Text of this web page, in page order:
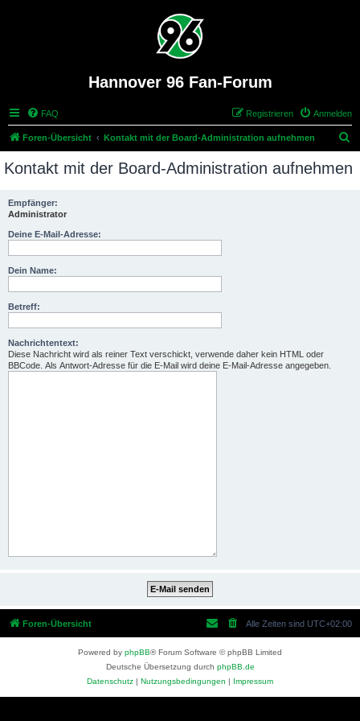
Hannover 96 Fan-Forum
FAQ Anmelden
Registrieren
Foren-Übersicht Kontakt mit der Board-Administration aufnehmen
c
Kontakt mit der Board-Administration aufnehmen
Empfänger:
Administrator
Deine E-Mail-Adresse:
Dein Name:
Betreff:
Nachrichtentext:
Diese Nachricht wird als reiner Text verschickt, verwende daher kein HTML oder
BBCode. Als Antwort-Adresse für die E-Mail wird deine E-Mail-Adresse angegeben.
Foren-Übersicht Alle Zeiten sind UTC+02:00
Powered by phpBB® Forum Software © phpBB Limited
Deutsche Übersetzung durch phpBB.de
Datenschutz | Nutzungsbedingungen | Impressum